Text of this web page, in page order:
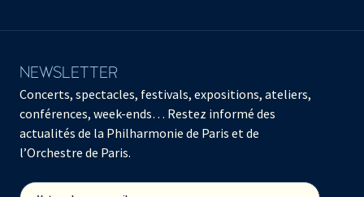
NEWSLETTER
Concerts, spectacles, festivals, expositions, ateliers,
conférences, week-ends… Restez informé des
actualités de la Philharmonie de Paris et de
l’Orchestre de Paris.